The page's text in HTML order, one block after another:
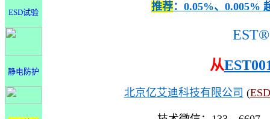
ESD试验
静电防护
推荐：0.05%、0.005%
EST®
从
北京亿艾迪科技有限公司 (